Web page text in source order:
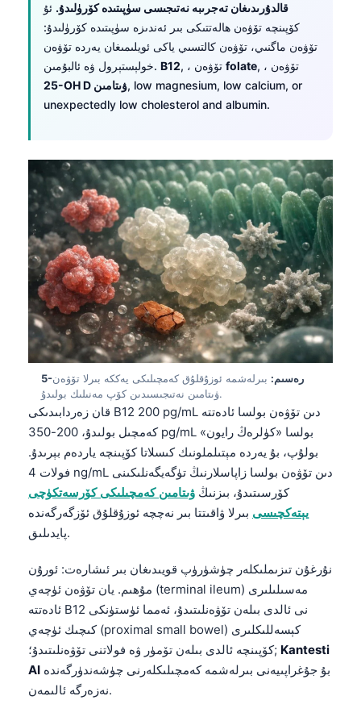
قالدۇرىدىغان تەجرىبە نەتىجىسى سۈپىتىدە كۆرۈلىدۇ. ئۇ
كۆپىنچە تۆۋەن ھالەتتىكى بىر ئەندىزە سۈپىتىدە كۆرۈلىدۇ:
تۆۋەن ماگنىي، تۆۋەن كالتسىي ياكى ئويلىمىغان يەردە تۆۋەن
خولېستېرول ۋە ئالبۇمىن. B12 folate
, ، تۆۋەن
25-OH D ۋىتامىن, low magnesium, low calcium, or
unexpectedly low cholesterol and albumin.
5-رەسىم: بىرلەشمە ئوزۇقلۇق كەمچىلىكى يەككە بىرلا تۆۋەن
ۋىتامىن نەتىجىسىدىن كۆپ مەنىلىك بولىدۇ.
قان زەردابىدىكى B12 200 pg/mL دىن تۆۋەن بولسا ئادەتتە
كەمچىل بولىدۇ، 200-350 pg/mL بولسا «كۈلرەڭ رايون»
بولۇپ، بۇ يەردە مېتىلملونىك كىسلاتا كۆپىنچە ياردەم بېرىدۇ.
فولات 4 ng/mL دىن تۆۋەن بولسا زاپاسلارنىڭ تۈگەيگەنلىكىنى
كۆرسىتىدۇ، بىزنىڭ ۋىتامىن كەمچىلىكى كۆرسەتكۈچى
يېتەكچىسى بىرلا ۋاقىتتا بىر نەچچە ئوزۇقلۇق ئۆزگەرگەندە
پايدىلىق.
نۇرغۇن تىزىملىكلەر چۈشۈرۈپ قويىدىغان بىر ئىشارەت: ئورۇن
مۇھىم. يان تۆۋەن ئۈچەي (terminal ileum) مەسىلىلىرى
ئادەتتە B12 نى ئالدى بىلەن تۆۋەنلىتىدۇ، ئەمما ئۈستۈنكى
كىچىك ئۈچەي (proximal small bowel) كېسەللىكلىرى
كۆپىنچە ئالدى بىلەن تۆمۈر ۋە فولاتنى تۆۋەنلىتىدۇ؛; Kantesti
AI
نەزەرگە ئالىمەن.
Norsk bokmål